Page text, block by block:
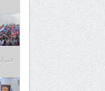
فبراير 7,